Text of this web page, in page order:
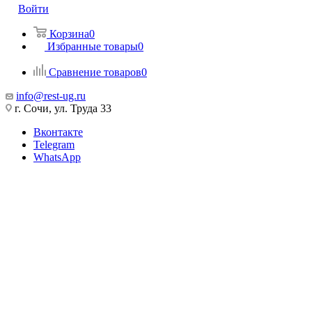
Войти
Корзина0
Избранные товары0
Сравнение товаров0
info@rest-ug.ru
г. Сочи, ул. Труда 33
Вконтакте
Telegram
WhatsApp